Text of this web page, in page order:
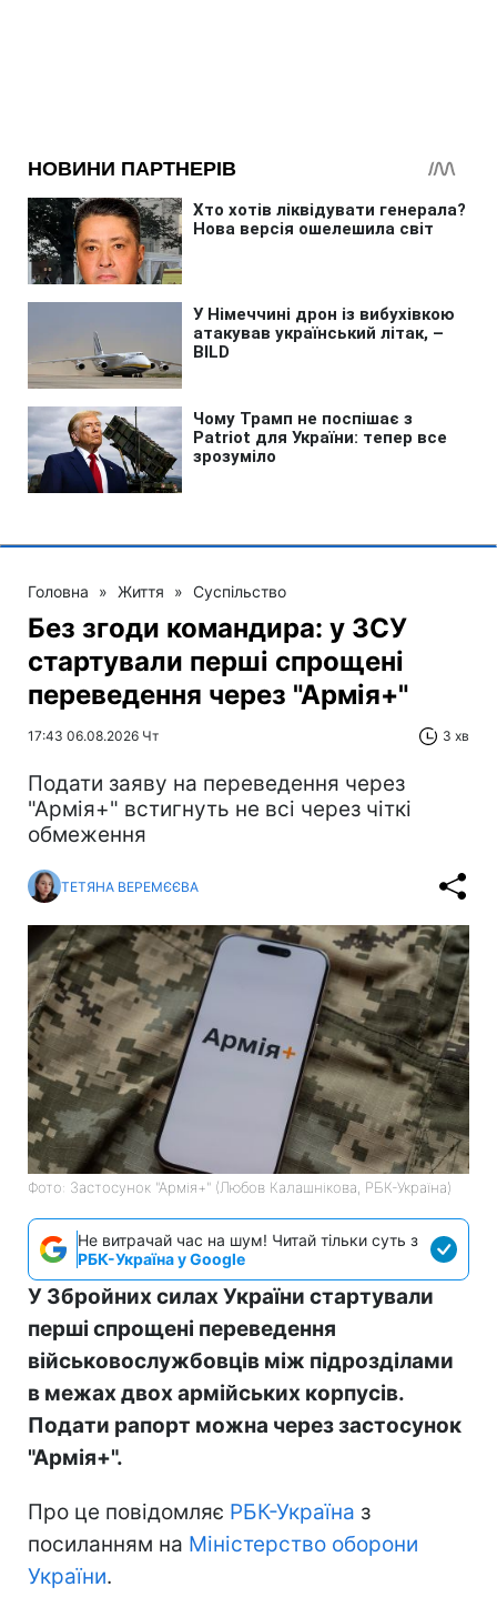
Головна » Життя » Суспільство
Без згоди командира: у ЗСУ
стартували перші спрощені
переведення через "Армія+"
17:43 06.08.2026 Чт 3 хв
Подати заяву на переведення через
"Армія+" встигнуть не всі через чіткі
обмеження
ТЕТЯНА ВЕРЕМЄЄВА
Фото: Застосунок "Армія+" (Любов Калашнікова, РБК-Україна)
Не витрачай час на шум! Читай тільки суть з
РБК-Україна у Google
У Збройних силах України стартували
перші спрощені переведення
військовослужбовців між підрозділами
в межах двох армійських корпусів.
Подати рапорт можна через застосунок
"Армія+".
Про це повідомляє РБК-Україна з
посиланням на Міністерство оборони
України.